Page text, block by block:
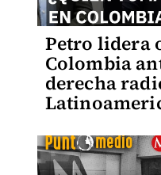
Petro lidera
Colombia
derecha